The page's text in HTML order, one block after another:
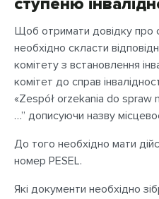
Щоб отримати довідку про
необхідно скласти
комітету з встановлення
комітет до справ
«Zespół orzekania do spraw
…” дописуючи назву
До того необхідно мати
номер PESEL.
Які документи необхідно